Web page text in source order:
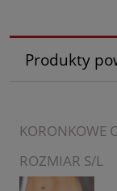
Produkty
KORONKOWE
ROZMIAR S/L